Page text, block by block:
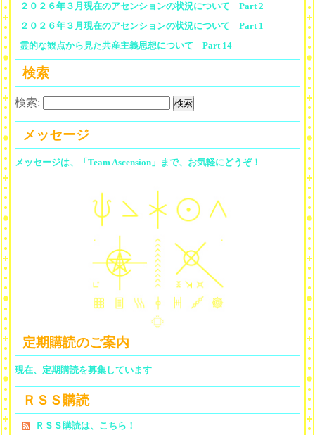
２０２６年３月現在のアセンションの状況について Part 2
２０２６年３月現在のアセンションの状況について Part 1
霊的な観点から見た共産主義思想について Part 14
検索
検索:
メッセージ
メッセージは、「Team Ascension」まで、お気軽にどうぞ！
定期購読のご案内
現在、定期購読を募集しています
ＲＳＳ購読
ＲＳＳ購読は、こちら！